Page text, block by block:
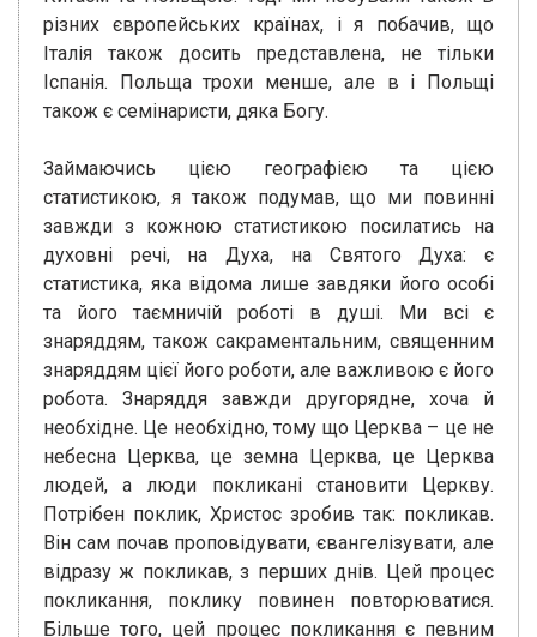
різних європейських країнах, і я побачив, що
Італія також досить представлена, не тільки
Іспанія. Польща трохи менше, але в і Польщі
також є семінаристи, дяка Богу.
Займаючись цією географією та цією
статистикою, я також подумав, що ми повинні
завжди з кожною статистикою посилатись на
духовні речі, на Духа, на Святого Духа: є
статистика, яка відома лише завдяки його особі
та його таємничій роботі в душі. Ми всі є
знаряддям, також сакраментальним, священним
знаряддям цієї його роботи, але важливою є його
робота. Знаряддя завжди другорядне, хоча й
необхідне. Це необхідно, тому що Церква – це не
небесна Церква, це земна Церква, це Церква
людей, а люди покликані становити Церкву.
Потрібен поклик, Христос зробив так: покликав.
Він сам почав проповідувати, євангелізувати, але
відразу ж покликав, з перших днів. Цей процес
покликання, поклику повинен повторюватися.
Більше того, цей процес покликання є певним